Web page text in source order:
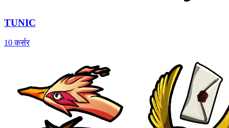
TUNIC
10 कर्सर